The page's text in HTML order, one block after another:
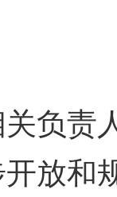
责
放和